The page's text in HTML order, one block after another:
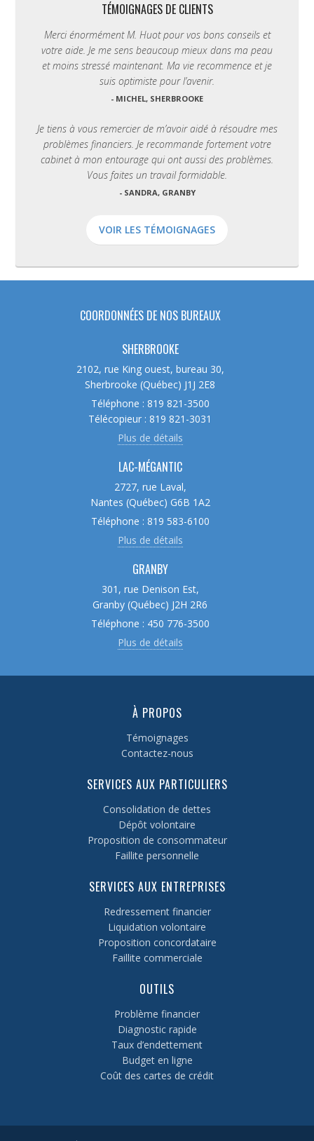
TÉMOIGNAGES DE CLIENTS
Merci énormément M. Huot pour vos bons conseils et
votre aide. Je me sens beaucoup mieux dans ma peau
et moins stressé maintenant. Ma vie recommence et je
suis optimiste pour l’avenir.
- MICHEL, SHERBROOKE
Je tiens à vous remercier de m’avoir aidé à résoudre mes
problèmes financiers. Je recommande fortement votre
cabinet à mon entourage qui ont aussi des problèmes.
Vous faites un travail formidable.
- SANDRA, GRANBY
VOIR LES TÉMOIGNAGES
COORDONNÉES DE NOS BUREAUX
SHERBROOKE
2102, rue King ouest, bureau 30,
Sherbrooke (Québec) J1J 2E8
Téléphone : 819 821-3500
Télécopieur : 819 821-3031
Plus de détails
LAC-MÉGANTIC
2727, rue Laval,
Nantes (Québec) G6B 1A2
Téléphone : 819 583-6100
Plus de détails
GRANBY
301, rue Denison Est,
Granby (Québec) J2H 2R6
Téléphone : 450 776-3500
Plus de détails
À PROPOS
Témoignages
Contactez-nous
SERVICES AUX PARTICULIERS
Consolidation de dettes
Dépôt volontaire
Proposition de consommateur
Faillite personnelle
SERVICES AUX ENTREPRISES
Redressement financier
Liquidation volontaire
Proposition concordataire
Faillite commerciale
OUTILS
Problème financier
Diagnostic rapide
Taux d’endettement
Budget en ligne
Coût des cartes de crédit